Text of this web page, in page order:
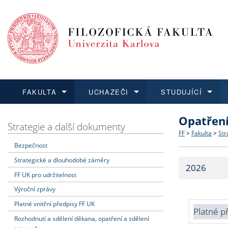
FAKULTA
Dozvědět se více
Struktura
Strategie
Fakultní
UCHAZEČI
Podat přihlášku
Co
Učitelské
STUDUJÍCÍ
Dozvědět se více
Dozvědět se více
O vědě a
Dozvědět se více
Aktuální
Strategie a další dokumenty
Bezpečnost
Strategické a dlouhodobé záměry
FF UK pro udržitelnost
Výroční zprávy
Platné vnitřní předpisy FF UK
Rozhodnutí a sdělení děkana, opatření a sdělení
FF > Fakulta >
2026
Platné